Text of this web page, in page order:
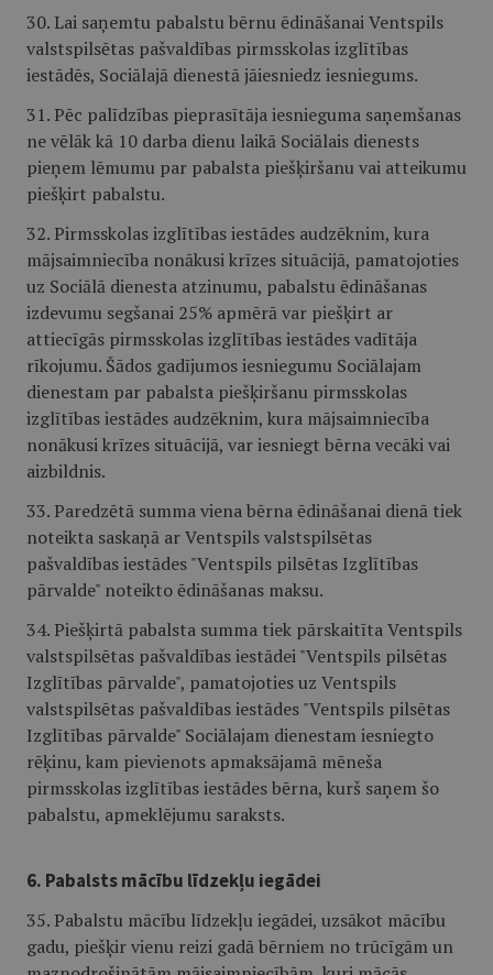
30. Lai saņemtu pabalstu bērnu ēdināšanai Ventspils
valstspilsētas pašvaldības pirmsskolas izglītības
iestādēs, Sociālajā dienestā jāiesniedz iesniegums.
31. Pēc palīdzības pieprasītāja iesnieguma saņemšanas
ne vēlāk kā 10 darba dienu laikā Sociālais dienests
pieņem lēmumu par pabalsta piešķiršanu vai atteikumu
piešķirt pabalstu.
32. Pirmsskolas izglītības iestādes audzēknim, kura
mājsaimniecība nonākusi krīzes situācijā, pamatojoties
uz Sociālā dienesta atzinumu, pabalstu ēdināšanas
izdevumu segšanai 25% apmērā var piešķirt ar
attiecīgās pirmsskolas izglītības iestādes vadītāja
rīkojumu. Šādos gadījumos iesniegumu Sociālajam
dienestam par pabalsta piešķiršanu pirmsskolas
izglītības iestādes audzēknim, kura mājsaimniecība
nonākusi krīzes situācijā, var iesniegt bērna vecāki vai
aizbildnis.
33. Paredzētā summa viena bērna ēdināšanai dienā tiek
noteikta saskaņā ar Ventspils valstspilsētas
pašvaldības iestādes "Ventspils pilsētas Izglītības
pārvalde" noteikto ēdināšanas maksu.
34. Piešķirtā pabalsta summa tiek pārskaitīta Ventspils
valstspilsētas pašvaldības iestādei "Ventspils pilsētas
Izglītības pārvalde", pamatojoties uz Ventspils
valstspilsētas pašvaldības iestādes "Ventspils pilsētas
Izglītības pārvalde" Sociālajam dienestam iesniegto
rēķinu, kam pievienots apmaksājamā mēneša
pirmsskolas izglītības iestādes bērna, kurš saņem šo
pabalstu, apmeklējumu saraksts.
6. Pabalsts mācību līdzekļu iegādei
35. Pabalstu mācību līdzekļu iegādei, uzsākot mācību
gadu, piešķir vienu reizi gadā bērniem no trūcīgām un